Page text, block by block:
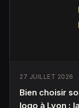
27 JUILLET 2026
Bien choisir
logo à Lyon :